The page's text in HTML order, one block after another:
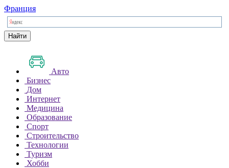
Франция
Найти
Авто
Бизнес
Дом
Интернет
Медицина
Образование
Спорт
Строительство
Технологии
Туризм
Хобби